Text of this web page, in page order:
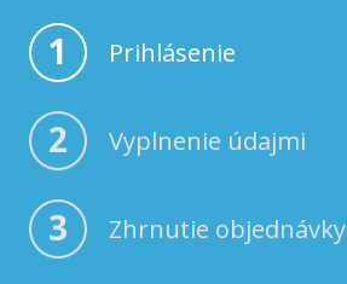
1 Prihlásenie
2 Vyplnenie údajmi
3 Zhrnutie objednávky